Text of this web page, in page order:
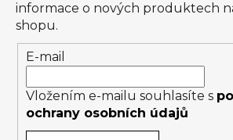
informace o nových produktech
shopu.
E-mail
Vložením e-mailu souhlasíte s
ochrany osobních údajů